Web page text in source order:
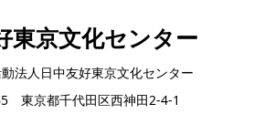
東京文化センター
法人日中友好東京文化センター
東京都千代田区西神田2-4-1